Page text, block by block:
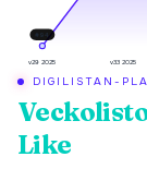
# 94
v29 2025 v33 2025
DIGILISTAN-
Like